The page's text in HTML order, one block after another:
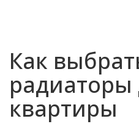
Как
радиаторы
квартиры